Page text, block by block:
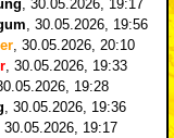
30.05.2026, 19:17
30.05.2026, 19:56
30.05.2026, 20:10
30.05.2026, 19:33
19:28
30.05.2026, 19:36
30.05.2026, 19:17